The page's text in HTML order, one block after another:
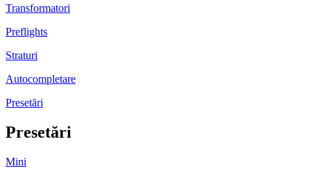
Transformatori
Preflights
Straturi
Autocompletare
Presetări
Presetări
Mini